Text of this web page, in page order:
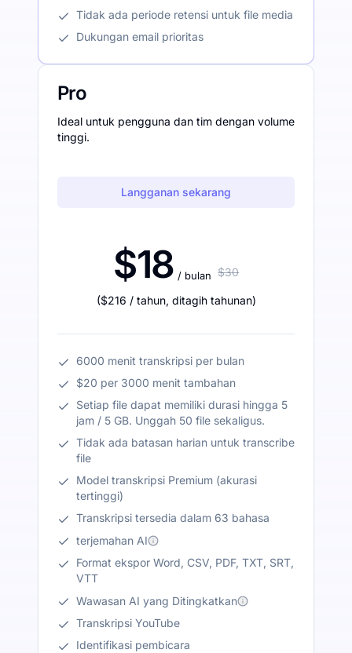
Tidak ada periode retensi untuk file media
Dukungan email prioritas
Pro
Ideal untuk pengguna dan tim dengan volume
tinggi.
Langganan sekarang
$18 / bulan $30
($216 / tahun, ditagih tahunan)
6000 menit transkripsi per bulan
$20 per 3000 menit tambahan
Setiap file dapat memiliki durasi hingga 5
jam / 5 GB. Unggah 50 file sekaligus.
Tidak ada batasan harian untuk transcribe
file
Model transkripsi Premium (akurasi
tertinggi)
Transkripsi tersedia dalam 63 bahasa
terjemahan AI
Format ekspor Word, CSV, PDF, TXT, SRT,
VTT
Wawasan AI yang Ditingkatkan
Transkripsi YouTube
Identifikasi pembicara